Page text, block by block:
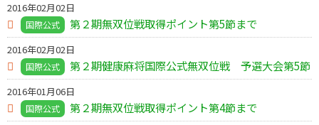
2016年02月02日
国際公式 第２期無双位戦取得ポイント第5節まで
2016年02月02日
国際公式 第２期健康麻将国際公式無双位戦 予選大会第5節
2016年01月06日
国際公式 第２期無双位戦取得ポイント第4節まで